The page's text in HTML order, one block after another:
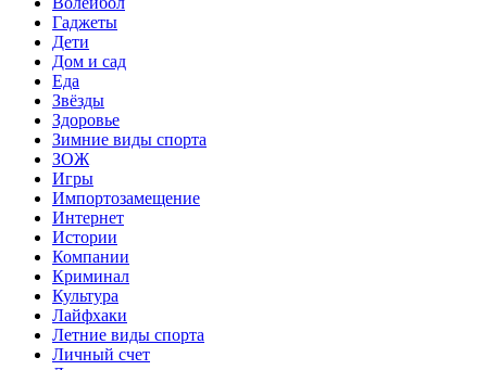
Гаджеты
Дети
Дом и сад
Еда
Звёзды
Здоровье
Зимние виды спорта
ЗОЖ
Игры
Импортозамещение
Интернет
Истории
Компании
Криминал
Культура
Лайфхаки
Летние виды спорта
Личный счет